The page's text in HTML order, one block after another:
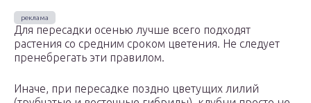
Для пересадки осенью лучше всего подходят
растения со средним сроком цветения. Не следует
пренебрегать эти правилом.
Иначе, при пересадке поздно цветущих лилий